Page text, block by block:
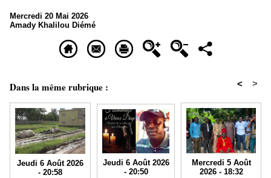
Mercredi 20 Mai 2026
Amady Khalilou Diémé
Dans la même rubrique : < >
Jeudi 6 Août 2026
- 20:58
Jeudi 6 Août 2026
- 20:50
Mercredi 5 Août
2026 - 18:32